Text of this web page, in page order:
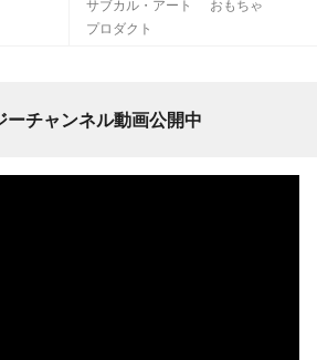
サブカル・アート
おもちゃ
プロダクト
ーチャンネル動画公開中